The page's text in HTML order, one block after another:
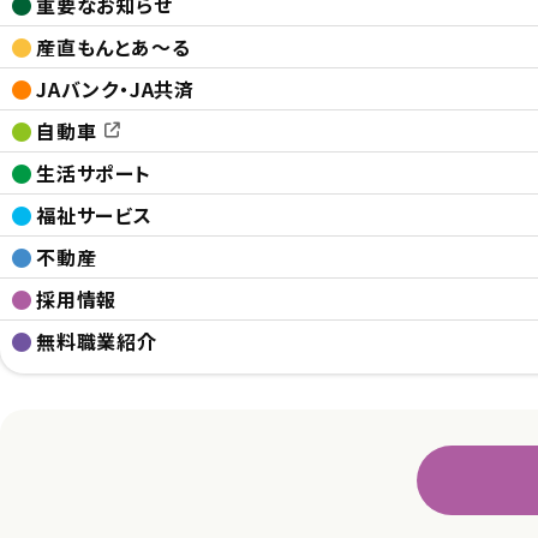
産直もんとあ～る
JAバンク・JA共済
自動車
生活サポート
福祉サービス
不動産
採用情報
無料職業紹介